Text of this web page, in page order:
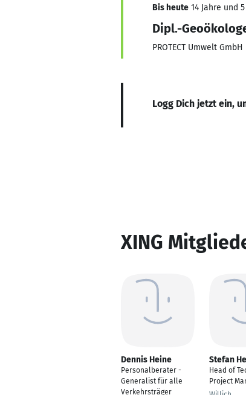
Bis heute 14 Jahre und
Dipl.-
PROTECT Umwelt GmbH
Logg Dich jetzt ein,
XING
Dennis Heine
Personalberater -
Generalist für alle
Verkehrsträger
Stefan
Head of
Project